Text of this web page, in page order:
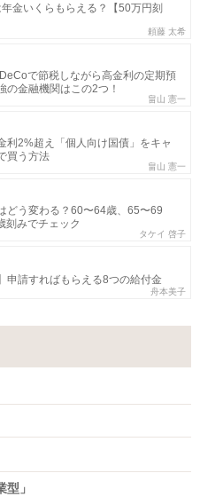
金いくらもらえる？【50万円刻
頼藤 太希
で節税しながら高金利の定期預
金融機関はこの2つ！
畠山 憲一
利2%超え「個人向け国債」をキャ
買う方法
畠山 憲一
どう変わる？60〜64歳、65〜69
みでチェック
タケイ 啓子
申請すればもらえる8つの給付金
舟本美子
」